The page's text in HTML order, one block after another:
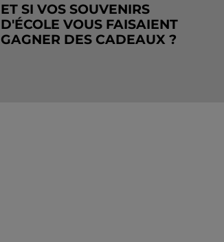
ET SI VOS SOUVENIRS
D'ÉCOLE VOUS FAISAIENT
GAGNER DES CADEAUX ?